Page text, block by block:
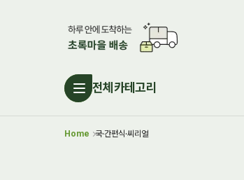
전체카테고리
Home 국·간편식·씨리얼